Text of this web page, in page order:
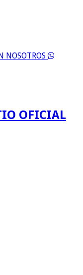
NOSOTROS
OFICIAL